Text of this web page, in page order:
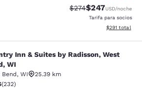
Precio tachado:
$274Precio con
$247USD/noche
Tarifa para socios
Ver detalles
$291 total
Suites by Radisson,
Inn & Suites by Radisson, West
WI
, WI
25.39 km
de 3.52 estrellas. Bueno. 232 reseñas
(232)